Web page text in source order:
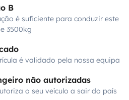
B
é suficiente para conduzir este
3500kg
é validado pela nossa equipa
não autorizadas
o seu veículo a sair do país